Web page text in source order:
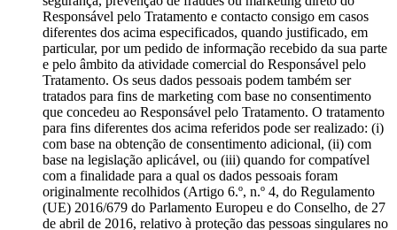
Responsável pelo Tratamento e contacto consigo em casos
diferentes dos acima especificados, quando justificado, em
particular, por um pedido de informação recebido da sua parte
e pelo âmbito da atividade comercial do Responsável pelo
Tratamento. Os seus dados pessoais podem também ser
tratados para fins de marketing com base no consentimento
que concedeu ao Responsável pelo Tratamento. O tratamento
para fins diferentes dos acima referidos pode ser realizado: (i)
com base na obtenção de consentimento adicional, (ii) com
base na legislação aplicável, ou (iii) quando for compatível
com a finalidade para a qual os dados pessoais foram
originalmente recolhidos (Artigo 6.º, n.º 4, do Regulamento
(UE) 2016/679 do Parlamento Europeu e do Conselho, de 27
de abril de 2016, relativo à proteção das pessoas singulares no